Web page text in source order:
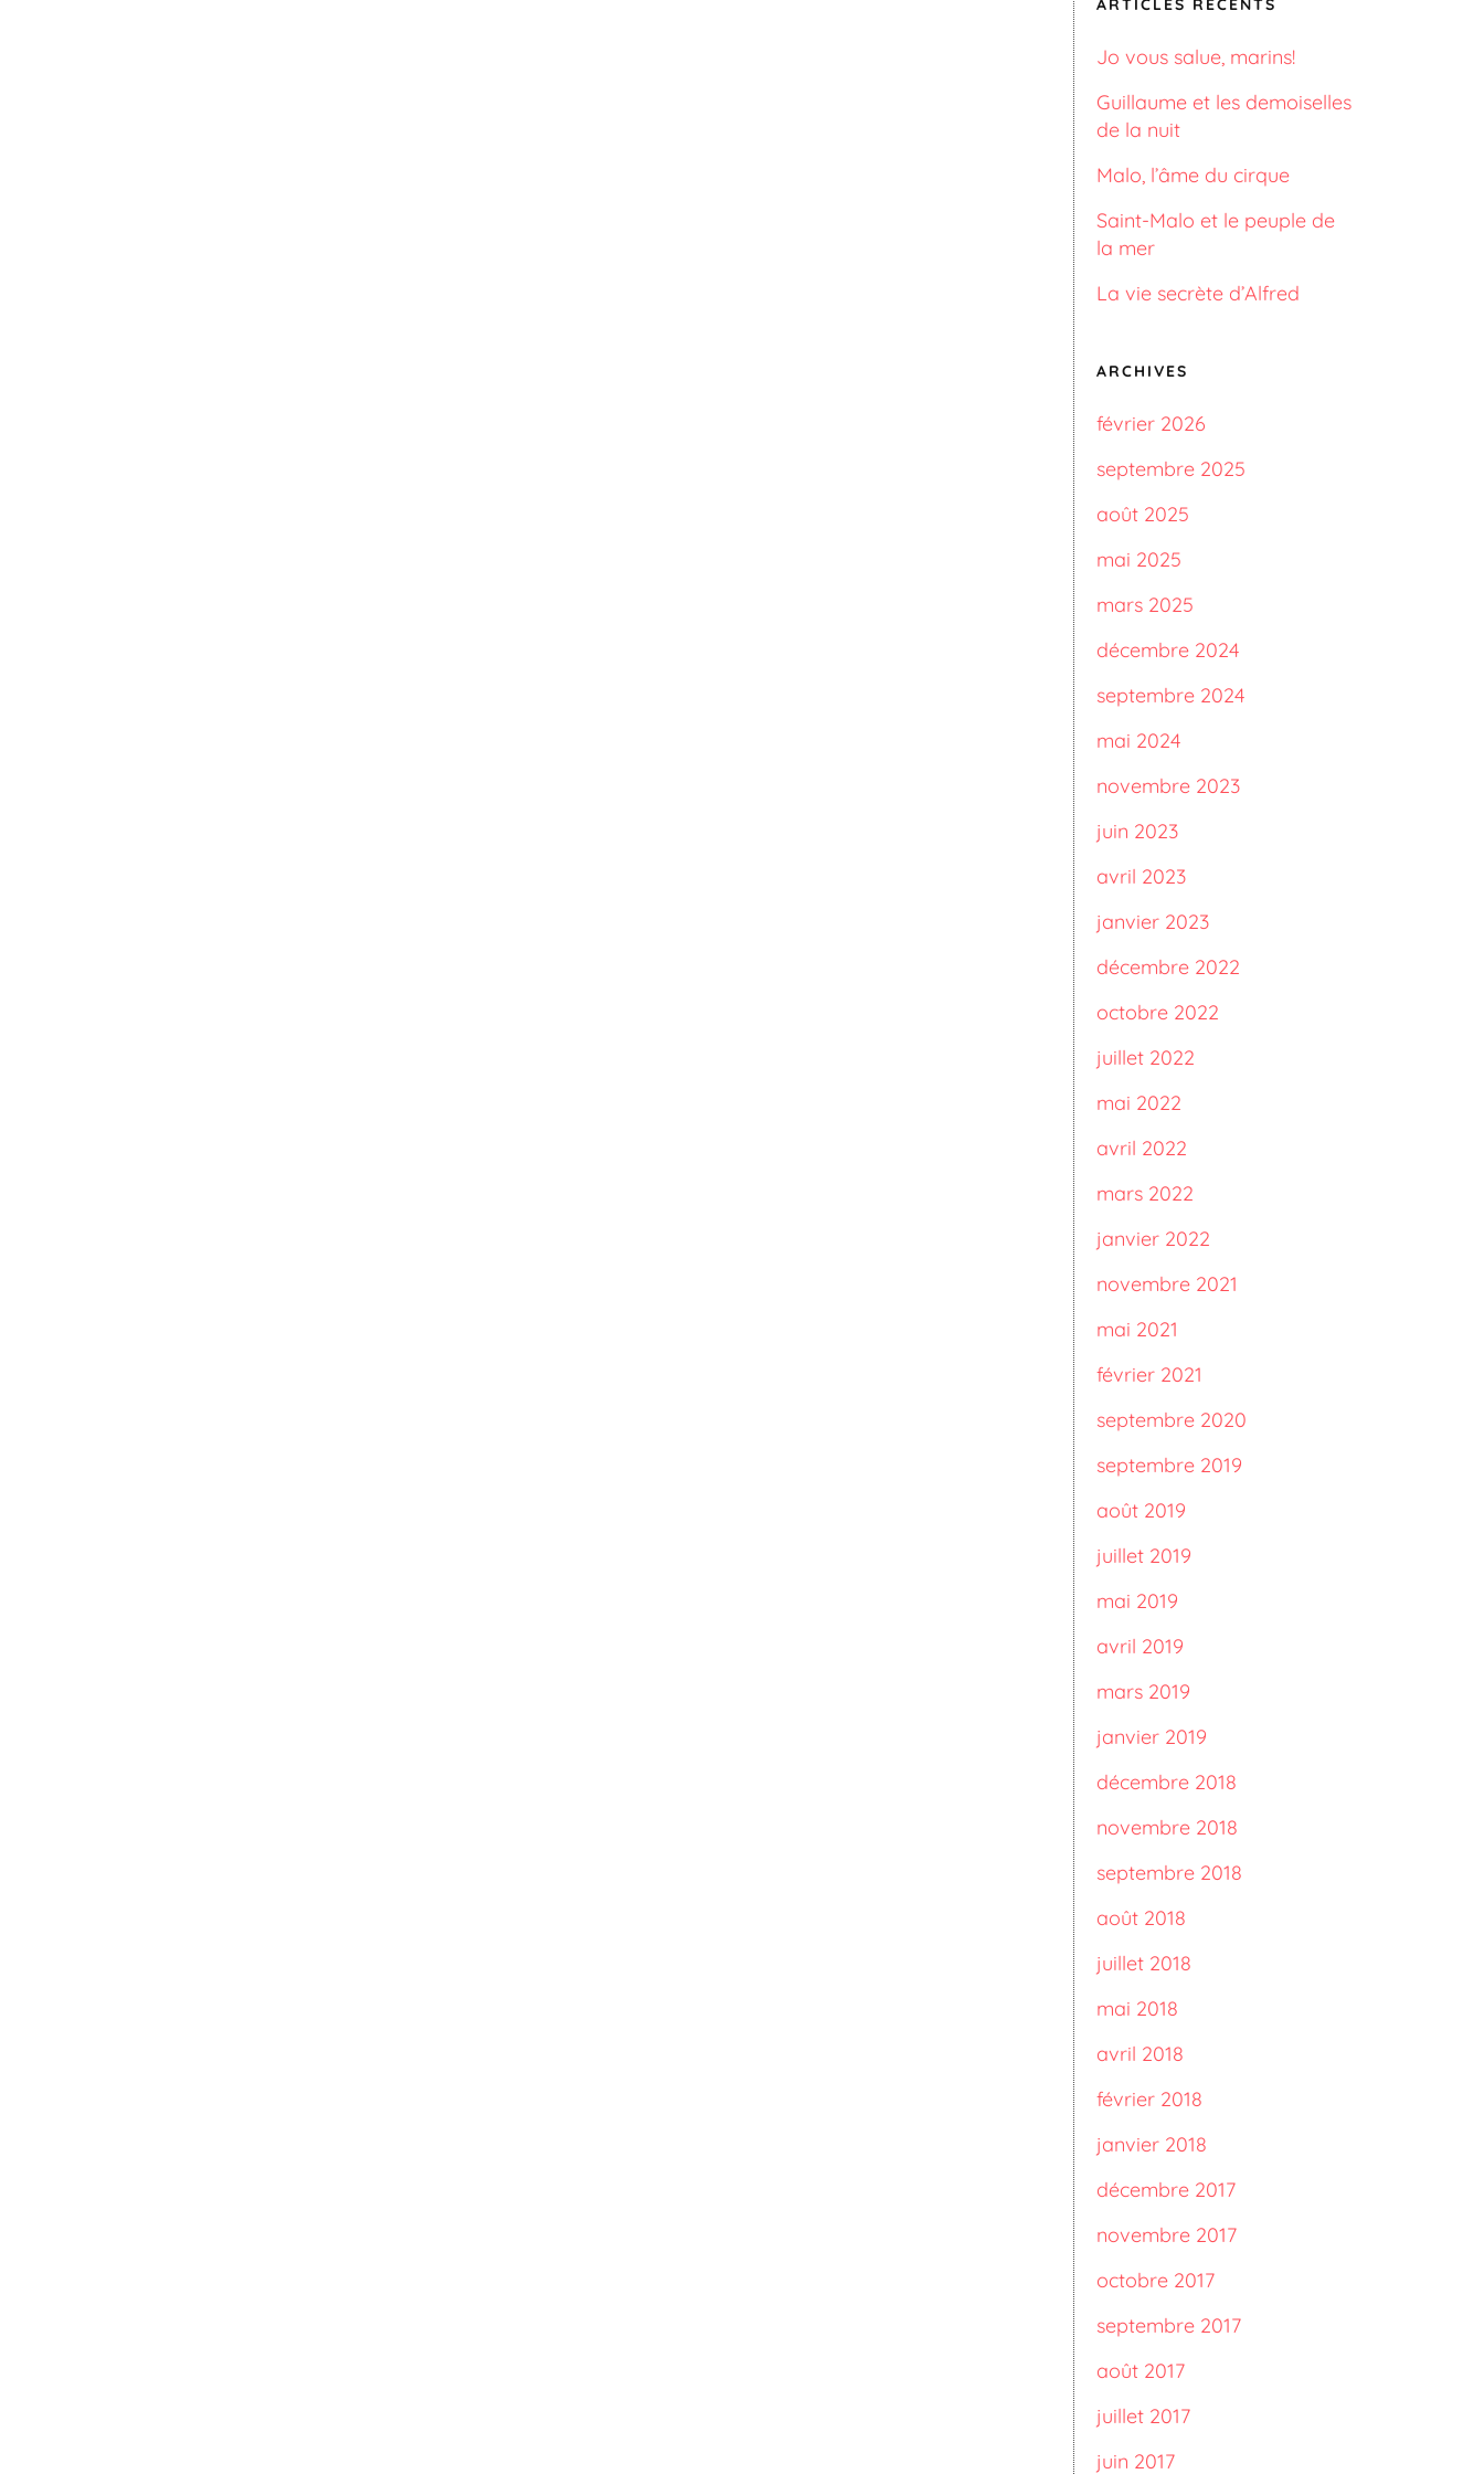
ARTICLES RÉCENTS
Jo vous salue, marins!
Guillaume et les demoiselles
de la nuit
Malo, l’âme du cirque
Saint-Malo et le peuple de
la mer
La vie secrète d’Alfred
ARCHIVES
février 2026
septembre 2025
août 2025
mai 2025
mars 2025
décembre 2024
septembre 2024
mai 2024
novembre 2023
juin 2023
avril 2023
janvier 2023
décembre 2022
octobre 2022
juillet 2022
mai 2022
avril 2022
mars 2022
janvier 2022
novembre 2021
mai 2021
février 2021
septembre 2020
septembre 2019
août 2019
juillet 2019
mai 2019
avril 2019
mars 2019
janvier 2019
décembre 2018
novembre 2018
septembre 2018
août 2018
juillet 2018
mai 2018
avril 2018
février 2018
janvier 2018
décembre 2017
novembre 2017
octobre 2017
septembre 2017
août 2017
juillet 2017
juin 2017